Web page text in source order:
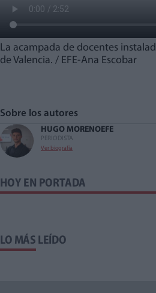
La acampada de docentes
de Valencia. / EFE-Ana Escobar
Sobre los autores
HUGO MORENO
PERIODISTA
Ver biografía
EFE
HOY EN PORTADA
LO MÁS LEÍDO